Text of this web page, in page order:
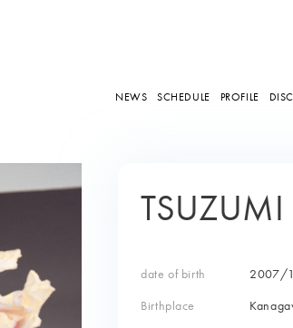
NEWS SCHEDULE PROFILE
TSUZUMI
date of birth
2007/
Birthplace